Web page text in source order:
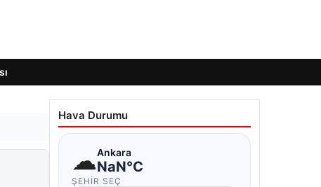
Hava Durumu
☁Ankara
NaN°C
ŞEHIR SEÇ